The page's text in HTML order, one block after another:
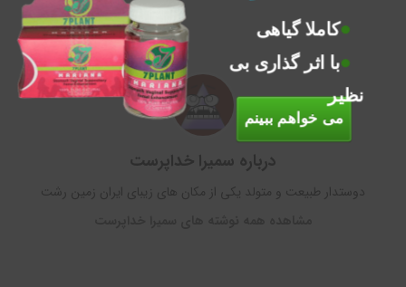
درباره سمیرا خداپرست
دوستدار طبیعت و متولد یکی از مکان های زیبای ایران زمین رشت
می خواهم ببینم
کاملا گیاهی
با اثر گذاری بی
نظیر